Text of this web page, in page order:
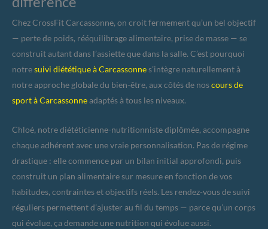
Chez CrossFit Carcassonne, on croit fermement qu’un bel objectif
— perte de poids, rééquilibrage alimentaire, prise de masse — se
construit autant dans l’assiette que dans la salle. C’est pourquoi
notresuivi diététique à Carcassonnes’intègre naturellement à
notre approche globale du bien-être, aux côtés de noscours de
sport à Carcassonneadaptés à tous les niveaux.
Chloé, notre diététicienne-nutritionniste diplômée, accompagne
chaque adhérent avec une vraie personnalisation. Pas de régime
drastique : elle commence par un bilan initial approfondi, puis
construit un plan alimentaire sur mesure en fonction de vos
habitudes, contraintes et objectifs réels. Les rendez-vous de suivi
réguliers permettent d’ajuster au fil du temps — parce qu’un corps
qui évolue, ça demande une nutrition qui évolue aussi.